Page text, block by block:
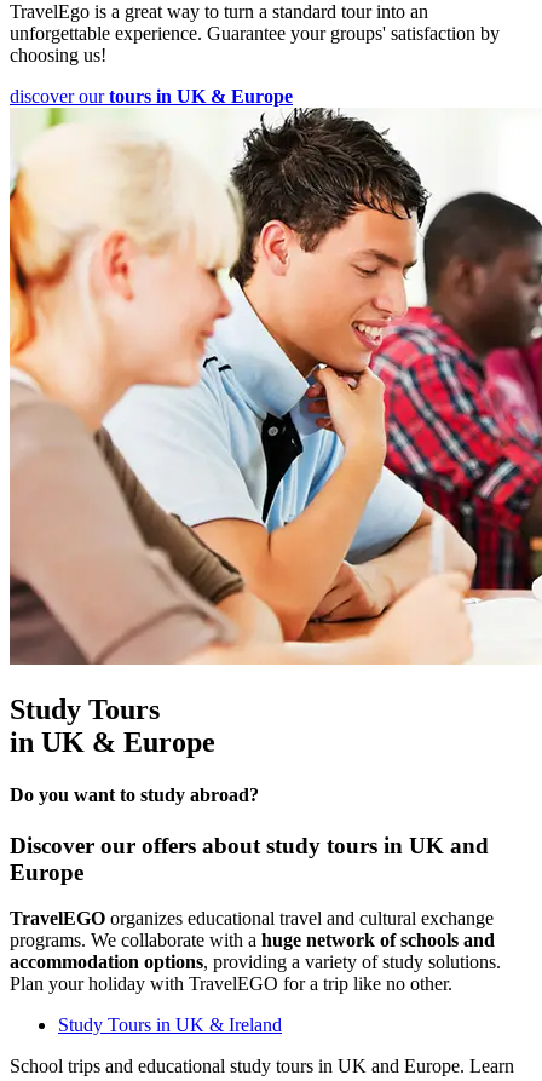
TravelEgo is a great way to turn a standard tour into an
unforgettable experience. Guarantee your groups' satisfaction by
choosing us!
discover ourtours in UK & Europe
Study Tours
in UK & Europe
Do you want to study abroad?
Discover our offers about study tours in UK and
Europe
TravelEGO organizes educational travel and cultural exchange
programs. We collaborate with a huge network of schools and
accommodation options, providing a variety of study solutions.
Plan your holiday with TravelEGO for a trip like no other.
Study Tours in UK & Ireland
School trips and educational study tours in UK and Europe. Learn